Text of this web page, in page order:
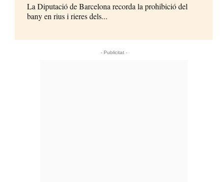
La Diputació de Barcelona recorda la prohibició del
bany en rius i rieres dels...
- Publicitat -